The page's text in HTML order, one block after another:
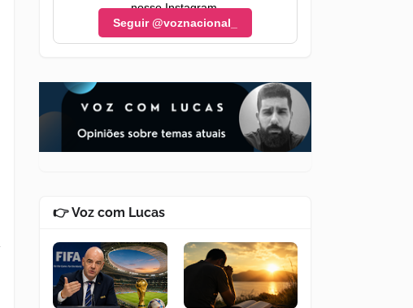
nosso Instagram.
Seguir @voznacional_
👉 Voz com Lucas